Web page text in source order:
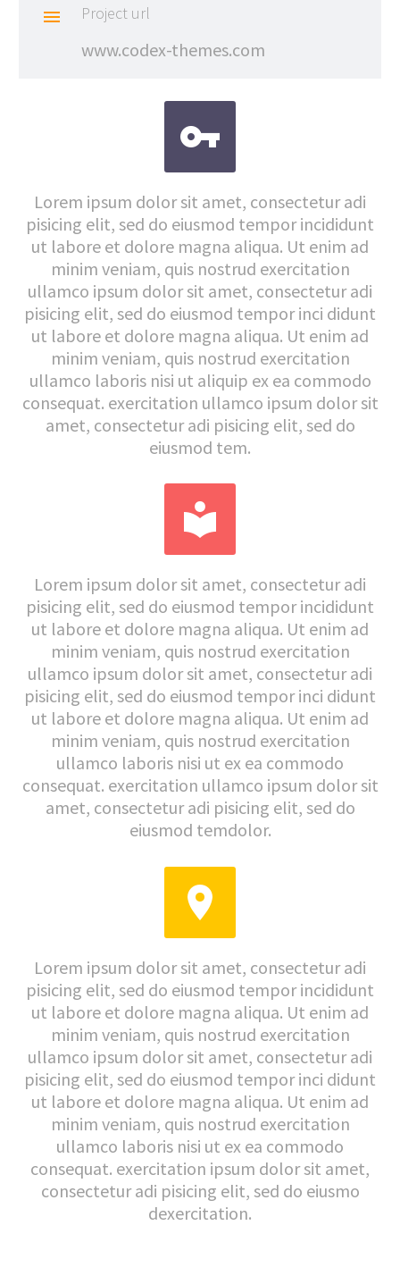
 Project url
www.codex-themes.com


Lorem ipsum dolor sit amet, consectetur adi
pisicing elit, sed do eiusmod tempor incididunt
ut labore et dolore magna aliqua. Ut enim ad
minim veniam, quis nostrud exercitation
ullamco ipsum dolor sit amet, consectetur adi
pisicing elit, sed do eiusmod tempor inci didunt
ut labore et dolore magna aliqua. Ut enim ad
minim veniam, quis nostrud exercitation
ullamco laboris nisi ut aliquip ex ea commodo
consequat. exercitation ullamco ipsum dolor sit
amet, consectetur adi pisicing elit, sed do
eiusmod tem.


Lorem ipsum dolor sit amet, consectetur adi
pisicing elit, sed do eiusmod tempor incididunt
ut labore et dolore magna aliqua. Ut enim ad
minim veniam, quis nostrud exercitation
ullamco ipsum dolor sit amet, consectetur adi
pisicing elit, sed do eiusmod tempor inci didunt
ut labore et dolore magna aliqua. Ut enim ad
minim veniam, quis nostrud exercitation
ullamco laboris nisi ut ex ea commodo
consequat. exercitation ullamco ipsum dolor sit
amet, consectetur adi pisicing elit, sed do
eiusmod temdolor.


Lorem ipsum dolor sit amet, consectetur adi
pisicing elit, sed do eiusmod tempor incididunt
ut labore et dolore magna aliqua. Ut enim ad
minim veniam, quis nostrud exercitation
ullamco ipsum dolor sit amet, consectetur adi
pisicing elit, sed do eiusmod tempor inci didunt
ut labore et dolore magna aliqua. Ut enim ad
minim veniam, quis nostrud exercitation
ullamco laboris nisi ut ex ea commodo
consequat. exercitation ipsum dolor sit amet,
consectetur adi pisicing elit, sed do eiusmo
dexercitation.